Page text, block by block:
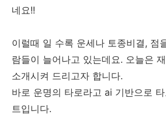
네요!!
이럴때 일 수록 운세나 토종비결, 점
람들이 늘어나고 있는데요. 오늘은
소개시켜 드리고자 합니다.
바로 운명의 타로라고 ai 기반으로
트입니다.